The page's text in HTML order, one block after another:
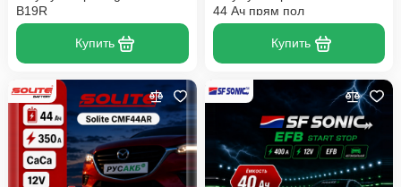
B19R
Купить
44 Ач прям пол
Купить